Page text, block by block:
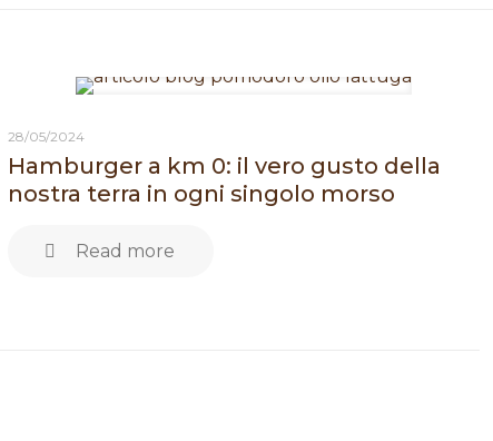
28/05/2024
Hamburger a km 0: il vero gusto della
nostra terra in ogni singolo morso
Read more